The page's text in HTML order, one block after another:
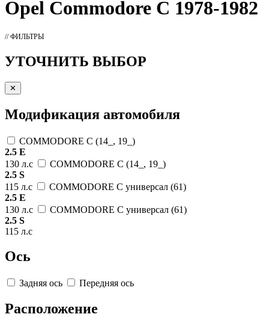
Opel Commodore C 1978-1982
// ФИЛЬТРЫ
УТОЧНИТЬ ВЫБОР
✕
Модификация автомобиля
COMMODORE C (14_, 19_)
2.5 E
130 л.с
COMMODORE C (14_, 19_)
2.5 S
115 л.с
COMMODORE C универсал (61)
2.5 E
130 л.с
COMMODORE C универсал (61)
2.5 S
115 л.с
Ось
Задняя ось Передняя ось
Расположение